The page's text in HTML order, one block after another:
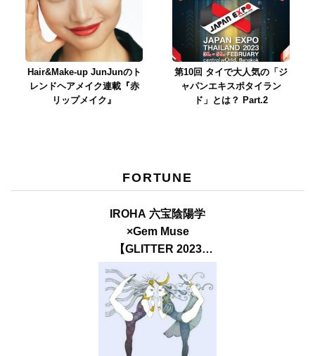
Hair&Make-up JunJunのト
レンドヘアメイク連載『赤
リップメイク』
第10回 タイで大人気の「ジ
ャパンエキスポタイラン
ド」とは？ Part.2
FORTUNE
IROHA 六宝陰陽学
×Gem Muse
【GLITTER 2023
SUMMER issue】